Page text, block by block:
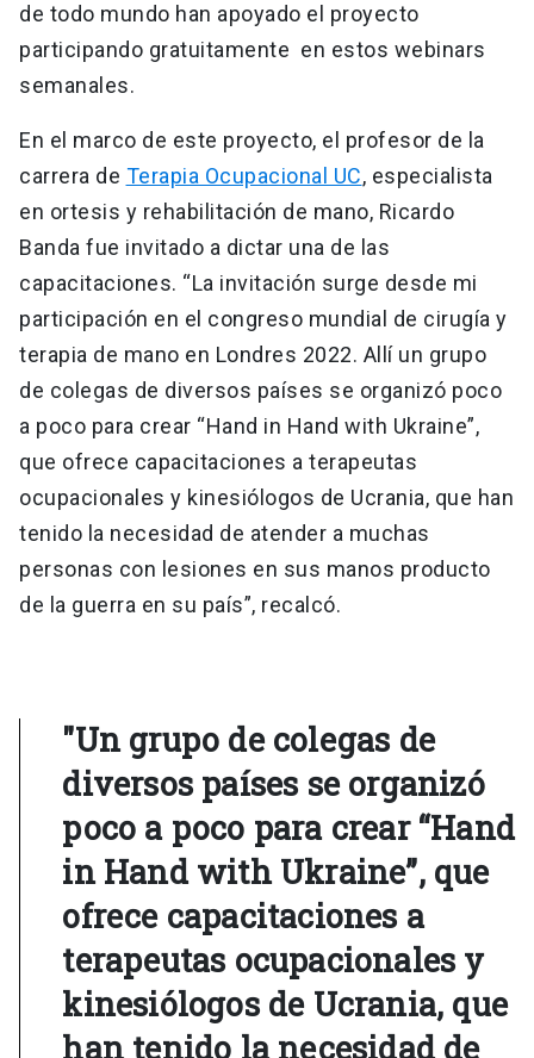
de todo mundo han apoyado el proyecto
participando gratuitamente en estos webinars
semanales.
En el marco de este proyecto, el profesor de la
carrera de Terapia Ocupacional UC, especialista
en ortesis y rehabilitación de mano, Ricardo
Banda fue invitado a dictar una de las
capacitaciones. “La invitación surge desde mi
participación en el congreso mundial de cirugía y
terapia de mano en Londres 2022. Allí un grupo
de colegas de diversos países se organizó poco
a poco para crear “Hand in Hand with Ukraine”,
que ofrece capacitaciones a terapeutas
ocupacionales y kinesiólogos de Ucrania, que han
tenido la necesidad de atender a muchas
personas con lesiones en sus manos producto
de la guerra en su país”, recalcó.
"Un grupo de colegas de
diversos países se organizó
poco a poco para crear “Hand
in Hand with Ukraine”, que
ofrece capacitaciones a
terapeutas ocupacionales y
kinesiólogos de Ucrania, que
han tenido la necesidad de